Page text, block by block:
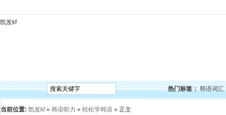
凯发kf
热门标签： 韩语词汇
当前位置: 凯发kf» 韩语听力 » 轻松学韩语 » 正文